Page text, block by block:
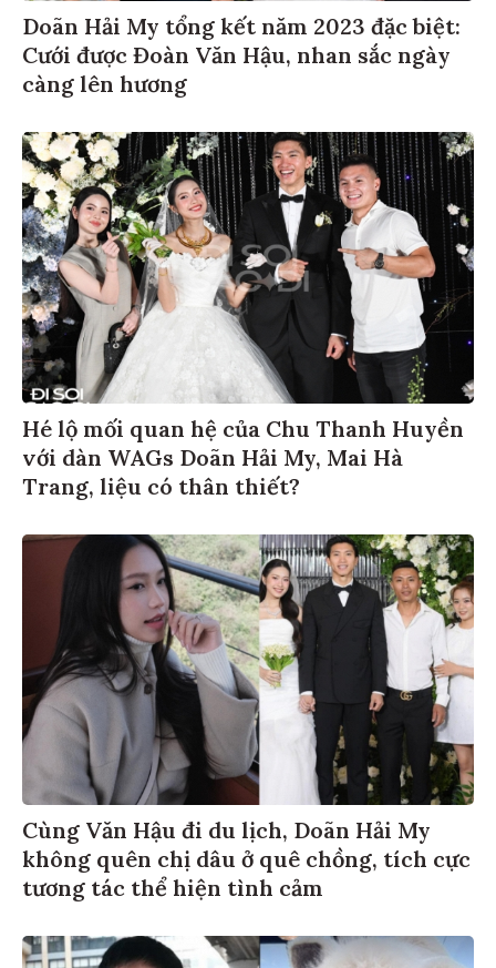
Doãn Hải My tổng kết năm 2023 đặc biệt:
Cưới được Đoàn Văn Hậu, nhan sắc ngày
càng lên hương
Hé lộ mối quan hệ của Chu Thanh Huyền
với dàn WAGs Doãn Hải My, Mai Hà
Trang, liệu có thân thiết?
Cùng Văn Hậu đi du lịch, Doãn Hải My
không quên chị dâu ở quê chồng, tích cực
tương tác thể hiện tình cảm